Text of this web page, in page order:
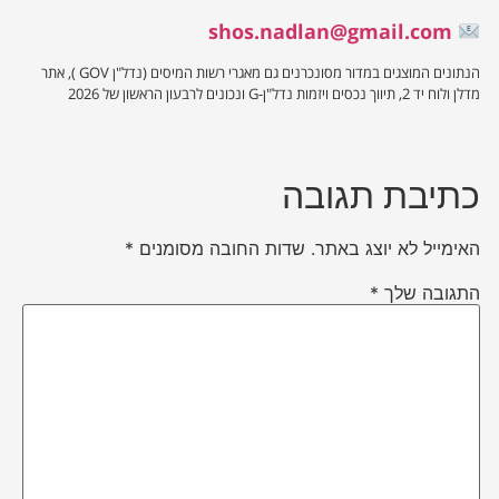
shos.nadlan@gmail.com
הנתונים המוצגים במדור מסונכרנים גם מאגרי רשות המיסים (נדל"ן GOV ), אתר
מדלן ולוח יד 2, תיווך נכסים ויזמות נדל"ן-G ונכונים לרבעון הראשון של 2026
כתיבת תגובה
האימייל לא יוצג באתר. שדות החובה מסומנים *
התגובה שלך *